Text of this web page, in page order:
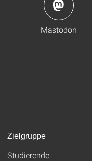
Mastodon
Zielgruppe
Studierende